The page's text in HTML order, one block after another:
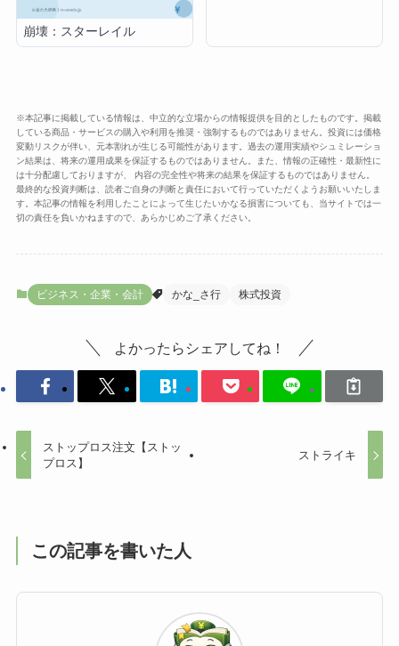
崩壊：スターレイル
※本記事に掲載している情報は、中立的な立場からの情報提供を目的としたものです。掲載
している商品・サービスの購入や利用を推奨・強制するものではありません。投資には価格
変動リスクが伴い、元本割れが生じる可能性があります。過去の運用実績やシュミレーショ
ン結果は、将来の運用成果を保証するものではありません。また、情報の正確性・最新性に
は十分配慮しておりますが、 内容の完全性や将来の結果を保証するものではありません。
最終的な投資判断は、読者ご自身の判断と責任において行っていただくようお願いいたしま
す。本記事の情報を利用したことによって生じたいかなる損害についても、当サイトでは一
切の責任を負いかねますので、あらかじめご了承ください。
ビジネス・企業・会計 かな_さ行 株式投資
よかったらシェアしてね！
ストップロス注文【ストッ
プロス】
ストライキ
この記事を書いた人